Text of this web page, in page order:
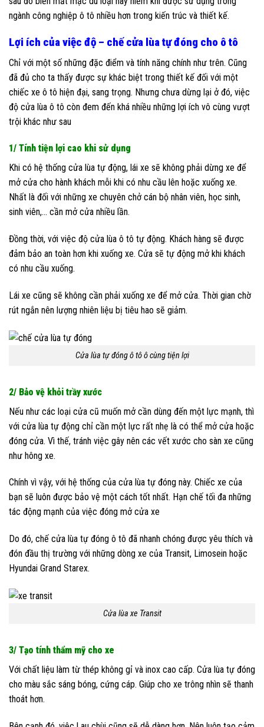
ngành công nghiệp ô tô nhiều hơn trong kiến ​​trúc và thiết kế.
Lợi ích của việc độ – chế cửa lùa tự đóng cho ô tô
Chỉ với một số những đặc điểm và tính năng chính như trên. Cũng
đã đủ cho ta thấy được sự khác biệt trong thiết kế đối với một
chiếc xe ô tô hiện đại, sang trọng. Nhưng chưa dừng lại ở đó, việc
độ cửa lùa ô tô còn đem đến khá nhiều những lợi ích vô cùng vượt
trội khác như sau
1/ Tính tiện lợi cao khi sử dụng
Khi có hệ thống cửa lùa tự động, lái xe sẽ không phải dừng xe để
mở cửa cho hành khách mỗi khi có nhu cầu lên hoặc xuống xe.
Nhất là đối với những xe chuyên chở cán bộ nhân viên, học sinh,
sinh viên,… cần mở cửa nhiều lần.
Đồng thời, với việc độ cửa lùa ô tô tự động. Khách hàng sẽ được
đảm bảo an toàn hơn khi xuống xe. Cửa sẽ tự động mở khi khách
có nhu cầu xuống.
Lái xe cũng sẽ không cần phải xuống xe để mở cửa. Thời gian chờ
rút ngắn nên lượng nhiên liệu bị tiêu hao sẽ giảm.
Cửa lùa tự đóng ô tô ô cùng tiện lợi
2/ Bảo vệ khỏi trầy xước
Nếu như các loại cửa cũ muốn mở cần dùng đến một lực mạnh, thì
với cửa lùa tự động chỉ cần một lực rất nhẹ là có thể mở cửa hoặc
đóng cửa. Vì thế, tránh việc gây nên các vết xước cho sàn xe cũng
như hông xe.
Chính vì vậy, với hệ thống của cửa lùa tự đóng này. Chiếc xe của
bạn sẽ luôn được bảo vệ một cách tốt nhất. Hạn chế tối đa những
tác động mạnh của việc đóng mở cửa xe
Do đó, chế cửa lùa tự đóng ô tô đã nhanh chóng được yêu thích và
đón đầu thị trường với những dòng xe của Transit, Limosein hoặc
Hyundai Grand Starex.
Cửa lùa xe Transit
3/ Tạo tính thẩm mỹ cho xe
Với chất liệu làm từ thép không gỉ và inox cao cấp. Cửa lùa tự đóng
cho màu sắc sáng bóng, cứng cáp. Giúp cho xe trông nhìn sẽ thanh
thoát hơn.